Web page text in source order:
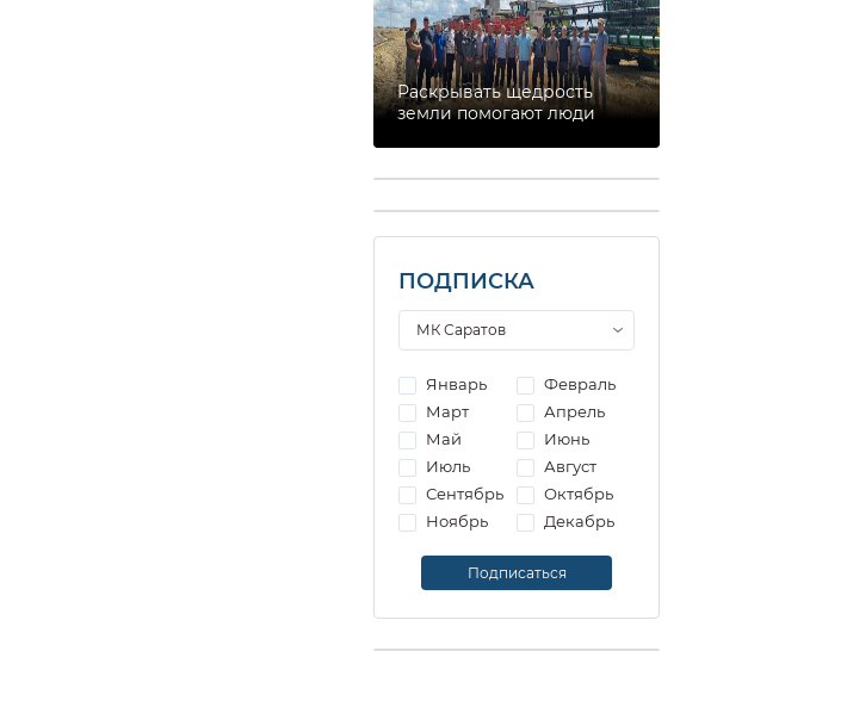
Раскрывать щедрость
земли помогают люди
ПОДПИСКА
Январь
Февраль
Март
Апрель
Май
Июнь
Июль
Август
Сентябрь
Октябрь
Ноябрь
Декабрь